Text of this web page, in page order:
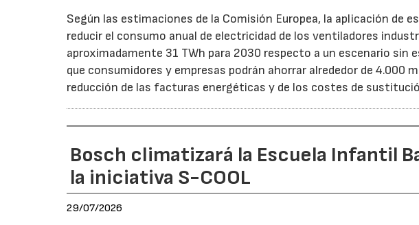
Según las estimaciones de la Comisión Europea, la aplicación de
reducir el consumo anual de electricidad de los ventiladores
aproximadamente 31 TWh para 2030 respecto a un escenario sin
que consumidores y empresas podrán ahorrar alrededor de 4.000
reducción de las facturas energéticas y de los costes de
Bosch climatizará la Escuela Infantil
la iniciativa S-COOL
29/07/2026